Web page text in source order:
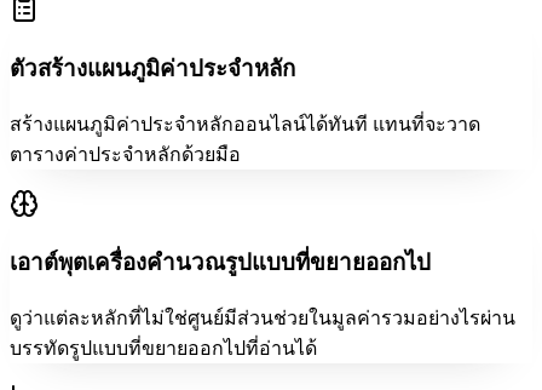
ตัวสร้างแผนภูมิค่าประจำหลัก
สร้างแผนภูมิค่าประจำหลักออนไลน์ได้ทันที แทนที่จะวาด
ตารางค่าประจำหลักด้วยมือ
เอาต์พุตเครื่องคำนวณรูปแบบที่ขยายออกไป
ดูว่าแต่ละหลักที่ไม่ใช่ศูนย์มีส่วนช่วยในมูลค่ารวมอย่างไรผ่าน
บรรทัดรูปแบบที่ขยายออกไปที่อ่านได้